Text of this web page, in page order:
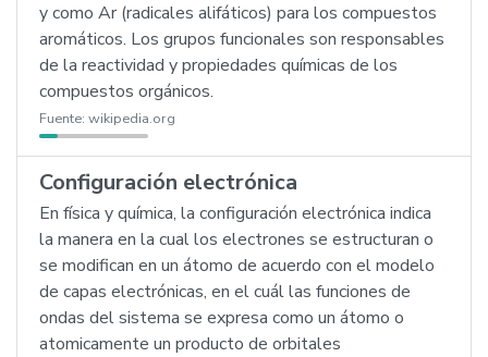
y como Ar (radicales alifáticos) para los compuestos
aromáticos. Los grupos funcionales son responsables
de la reactividad y propiedades químicas de los
compuestos orgánicos.
Fuente: wikipedia.org
Configuración electrónica
En física y química, la configuración electrónica indica
la manera en la cual los electrones se estructuran o
se modifican en un átomo de acuerdo con el modelo
de capas electrónicas, en el cuál las funciones de
ondas del sistema se expresa como un átomo o
atomicamente un producto de orbitales